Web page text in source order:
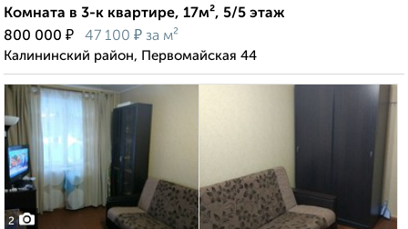
Комната в 3-к квартире, 17м², 5/5 этаж
800 000 ₽ 47 100 ₽ за м²
Калининский район, Первомайская 44
2